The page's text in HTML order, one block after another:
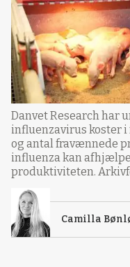
Danvet Research har
influenzavirus koster
og antal fravænnede
influenza kan
produktiviteten.
Camilla